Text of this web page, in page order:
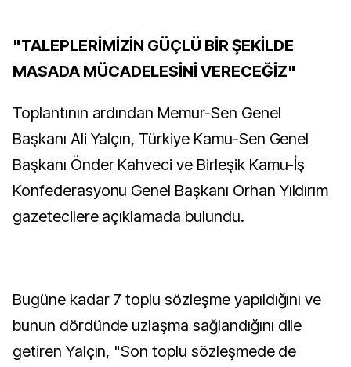
"TALEPLERİMİZİN GÜÇLÜ BİR ŞEKİLDE
MASADA MÜCADELESİNİ VERECEĞİZ"
Toplantının ardından Memur-Sen Genel
Başkanı Ali Yalçın, Türkiye Kamu-Sen Genel
Başkanı Önder Kahveci ve Birleşik Kamu-İş
Konfederasyonu Genel Başkanı Orhan Yıldırım
gazetecilere açıklamada bulundu.
Bugüne kadar 7 toplu sözleşme yapıldığını ve
bunun dördünde uzlaşma sağlandığını dile
getiren Yalçın, "Son toplu sözleşmede de